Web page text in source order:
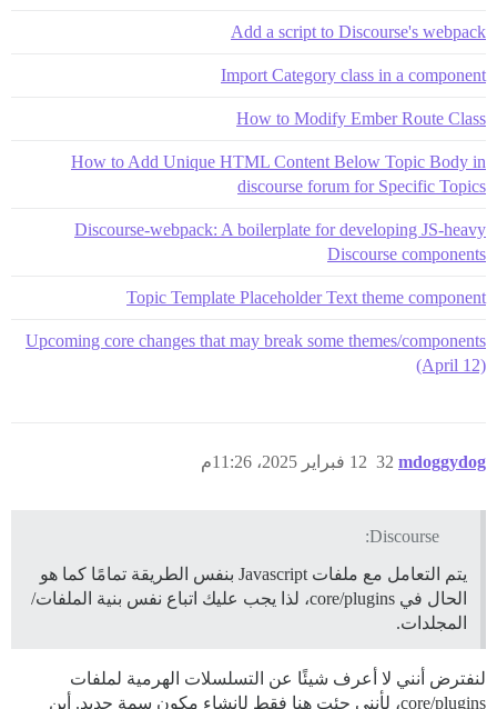
Add a script to Discourse's webpack
Import Category class in a component
How to Modify Ember Route Class
How to Add Unique HTML Content Below Topic Body in
discourse forum for Specific Topics
Discourse-webpack: A boilerplate for developing JS-heavy
Discourse components
Topic Template Placeholder Text theme component
Upcoming core changes that may break some themes/components
(April 12)
mdoggydog 12 فبراير 2025، 11:26م 32
Discourse:
يتم التعامل مع ملفات Javascript بنفس الطريقة تمامًا كما هو
الحال في core/plugins، لذا يجب عليك اتباع نفس بنية الملفات/
المجلدات.
لنفترض أنني لا أعرف شيئًا عن التسلسلات الهرمية لملفات
core/plugins، لأنني جئت هنا فقط لإنشاء مكون سمة جديد. أين